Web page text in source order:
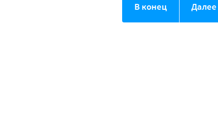
В конец Далее